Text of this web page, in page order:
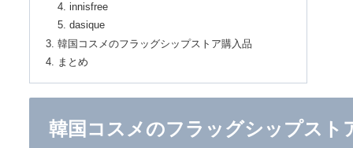
innisfree
dasique
韓国コスメのフラッグシップストア購入品
まとめ
韓国コスメのフラッグシップスト